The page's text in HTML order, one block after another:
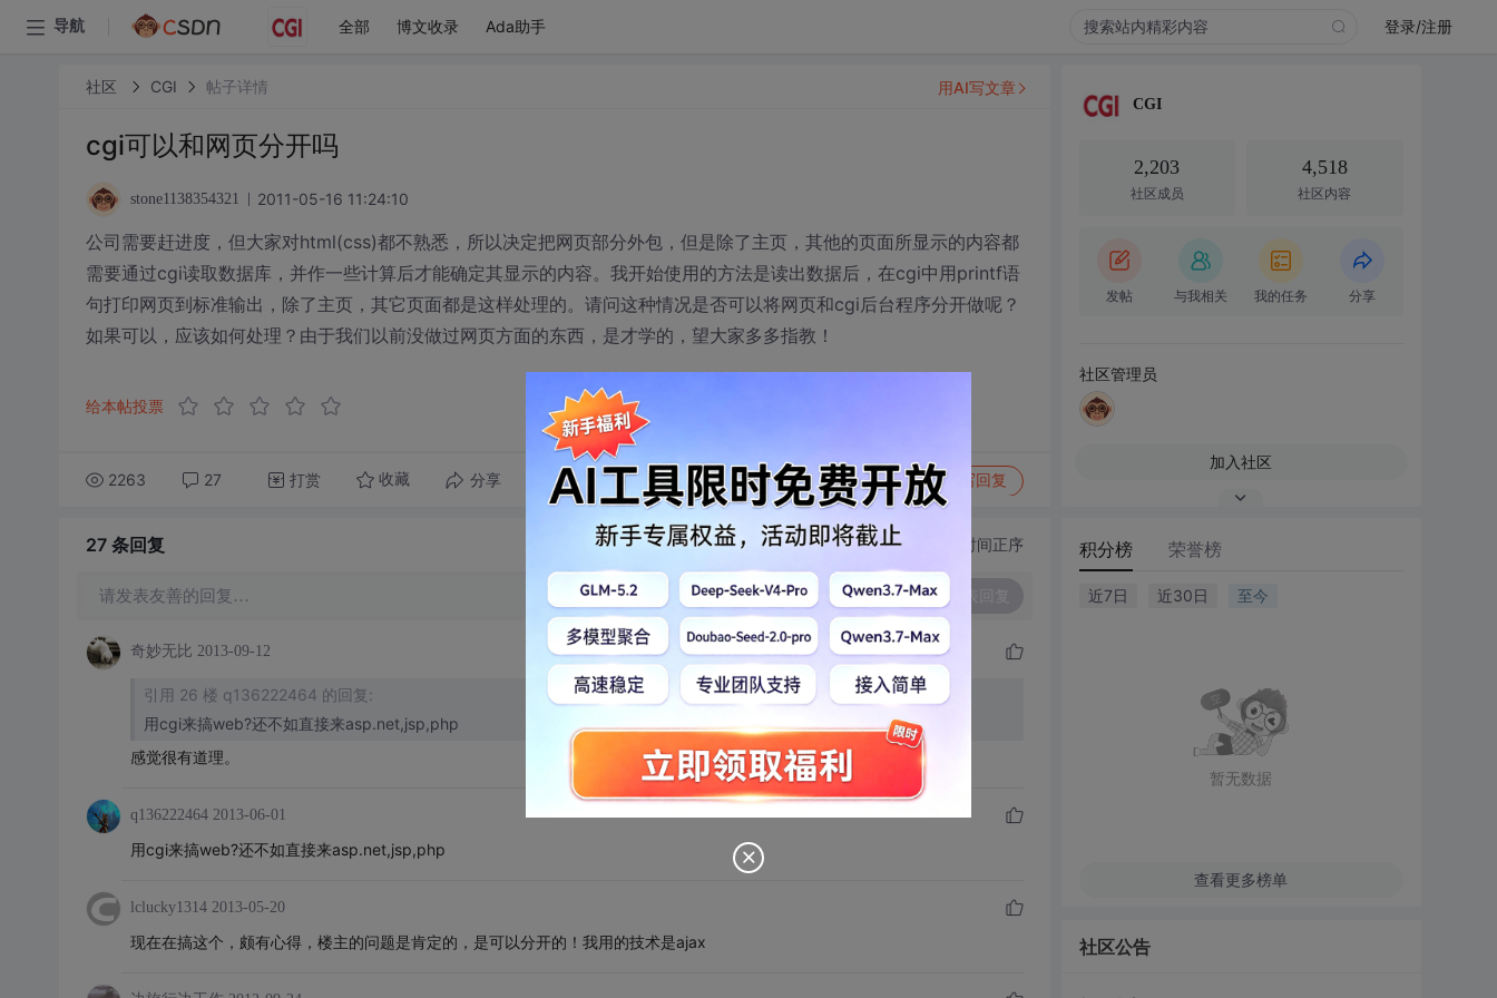
导航 全部 博文收录 Ada助手 登录/注册
社区 CGI 帖子详情
cgi可以和网页分开吗
stone1138354321 2011-05-16 11:24:10
公司需要赶进度，但大家对html(css)都不熟悉，所以决定把网页部分外包，但是除了主页，其他的页面所显示的内容都
需要通过cgi读取数据库，并作一些计算后才能确定其显示的内容。我开始使用的方法是读出数据后，在cgi中用printf语
句打印网页到标准输出，除了主页，其它页面都是这样处理的。请问这种情况是否可以将网页和cgi后台程序分开做呢？
如果可以，应该如何处理？由于我们以前没做过网页方面的东西，是才学的，望大家多多指教！
给本帖投票
2263 27 打赏 收藏 分享 转发到动态 举报 写回复
用AI写文章
27 条回复 切换为时间正序
请发表友善的回复…
奇妙无比 2013-09-12
引用 26 楼 q136222464 的回复:
用cgi来搞web?还不如直接来asp.net,jsp,php
感觉很有道理。
q136222464 2013-06-01
用cgi来搞web?还不如直接来asp.net,jsp,php
lclucky1314 2013-05-20
现在在搞这个，颇有心得，楼主的问题是肯定的，是可以分开的！我用的技术是ajax
CGI
2,203
社区成员
4,518
社区内容
发帖 与我相关 我的任务 分享
社区管理员
加入社区
积分榜 荣誉榜
近7日 近30日 至今
暂无数据
查看更多榜单
社区公告